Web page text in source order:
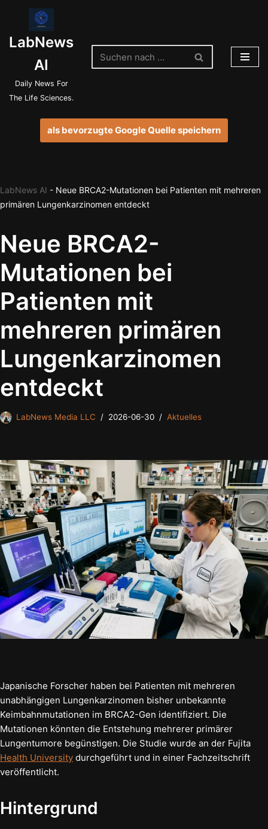
Inhalt
springen
LabNews
AI
Daily News For
The Life Sciences.
als bevorzugte Google Quelle speichern
LabNews AI - Neue BRCA2-Mutationen bei Patienten mit mehreren
primären Lungenkarzinomen entdeckt
Neue BRCA2-
Mutationen bei
Patienten mit
mehreren primären
Lungenkarzinomen
entdeckt
LabNews Media LLC 2026-06-30 Aktuelles
Japanische Forscher haben bei Patienten mit mehreren
unabhängigen Lungenkarzinomen bisher unbekannte
Keimbahnmutationen im BRCA2-Gen identifiziert. Die
Mutationen könnten die Entstehung mehrerer primärer
Lungentumore begünstigen. Die Studie wurde an der Fujita
Health University durchgeführt und in einer Fachzeitschrift
veröffentlicht.
Hintergrund